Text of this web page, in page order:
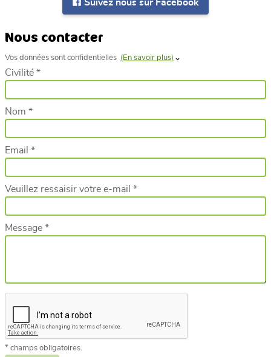
Suivez nous sur Facebook
Nous contacter
Vos données sont confidentielles (En savoir plus)
Civilité *
Nom *
Email *
Veuillez ressaisir votre e-mail *
Message *
* champs obligatoires.